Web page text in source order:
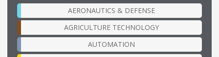
AERONAUTICS & DEFENSE
AGRICULTURE TECHNOLOGY
AUTOMATION